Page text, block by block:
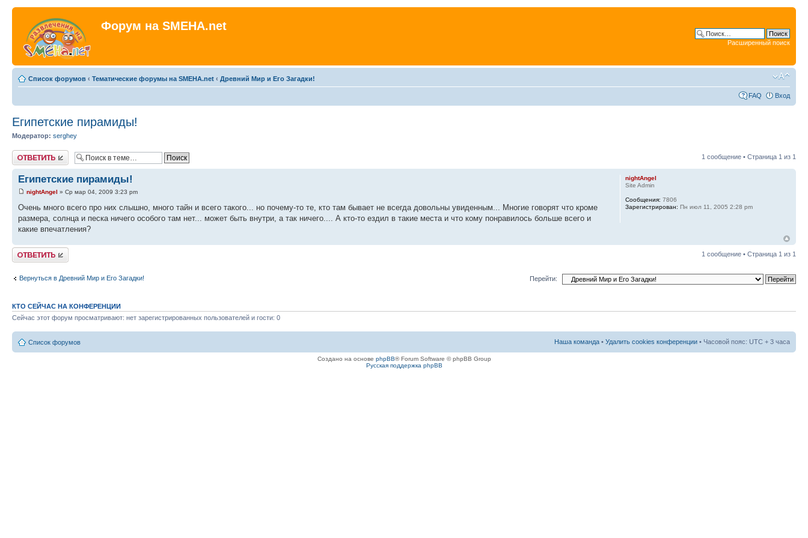
Форум на SMEHA.net
Расширенный поиск
Список форумов ‹ Тематические форумы на SMEHA.net ‹ Древний Мир и Его Загадки!
FAQ Вход
Египетские пирамиды!
Модератор: serghey
Ответить 1 сообщение • Страница 1 из 1
Египетские пирамиды!
nightAngel » Ср мар 04, 2009 3:23 pm
Очень много всего про них слышно, много тайн и всего такого... но почему-то те, кто там бывает не всегда довольны увиденным... Многие говорят что кроме
размера, солнца и песка ничего особого там нет... может быть внутри, а так ничего.... А кто-то ездил в такие места и что кому понравилось больше всего и
какие впечатления?
nightAngel
Site Admin
Сообщения: 7806
Зарегистрирован: Пн июл 11, 2005 2:28 pm
Ответить 1 сообщение • Страница 1 из 1
Вернуться в Древний Мир и Его Загадки! Перейти:
КТО СЕЙЧАС НА КОНФЕРЕНЦИИ
Сейчас этот форум просматривают: нет зарегистрированных пользователей и гости: 0
Список форумов Наша команда • Удалить cookies конференции • Часовой пояс: UTC + 3 часа
Создано на основе phpBB® Forum Software © phpBB Group
Русская поддержка phpBB